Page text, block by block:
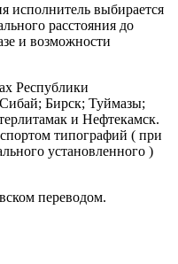
исполнитель выбирается
расстояния до
и возможности
Республики
Бирск; Туймазы;
и Нефтекамск.
типографий ( при
установленного )
переводом.